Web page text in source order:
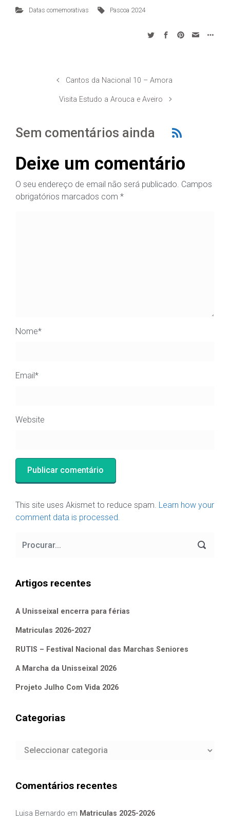
Datas comemorativas Pascoa 2024
Cantos da Nacional 10 – Amora
Visita Estudo a Arouca e Aveiro
Sem comentários ainda
Deixe um comentário
O seu endereço de email não será publicado. Campos
obrigatórios marcados com *
Nome*
Email*
Website
This site uses Akismet to reduce spam. Learn how your
comment data is processed.
Artigos recentes
A Unisseixal encerra para férias
Matriculas 2026-2027
RUTIS – Festival Nacional das Marchas Seniores
A Marcha da Unisseixal 2026
Projeto Julho Com Vida 2026
Categorias
Categorias
Comentários recentes
Luisa Bernardo em Matriculas 2025-2026